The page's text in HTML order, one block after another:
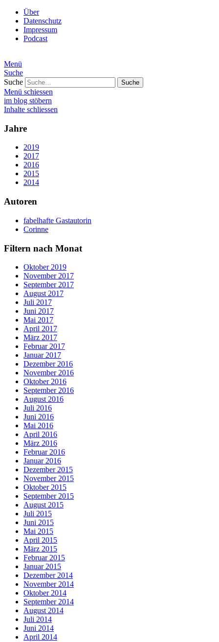
Über
Datenschutz
Impressum
Podcast
Menü
Suche
Suche
Menü schiessen
im blog stöbern
Inhalte schliessen
Jahre
2019
2017
2016
2015
2014
Autoren
fabelhafte Gastautorin
Corinne
Filtern nach Monat
Oktober 2019
November 2017
September 2017
August 2017
Juli 2017
Juni 2017
Mai 2017
April 2017
März 2017
Februar 2017
Januar 2017
Dezember 2016
November 2016
Oktober 2016
September 2016
August 2016
Juli 2016
Juni 2016
Mai 2016
April 2016
März 2016
Februar 2016
Januar 2016
Dezember 2015
November 2015
Oktober 2015
September 2015
August 2015
Juli 2015
Juni 2015
Mai 2015
April 2015
März 2015
Februar 2015
Januar 2015
Dezember 2014
November 2014
Oktober 2014
September 2014
August 2014
Juli 2014
Juni 2014
April 2014